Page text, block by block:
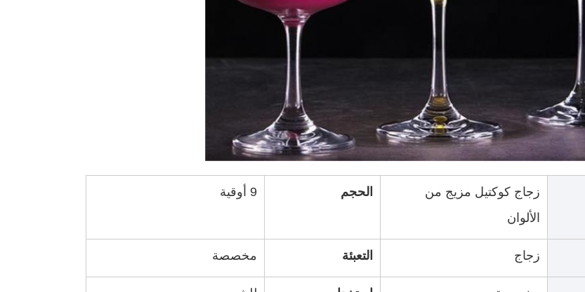
زجاج كوكتيل مزيج من
الألوان
الحجم 9 أوقية
زجاج التعبئة مخصصة